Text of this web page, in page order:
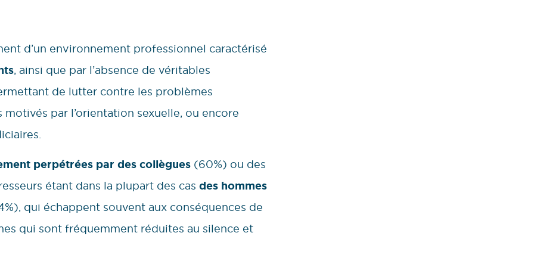
d’un environnement professionnel caractérisé
, ainsi que par l’absence de véritables
de lutter contre les problèmes
par l’orientation sexuelle, ou encore
perpétrées par des collègues (60%) ou des
étant dans la plupart des cas des hommes
qui échappent souvent aux conséquences de
qui sont fréquemment réduites au silence et